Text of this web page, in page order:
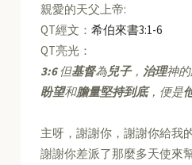
親愛的天父上帝:
QT經文：希伯來書3:1-6
QT亮光：
3:6但基督為兒子， 治理神的
盼望和膽量堅持到底，便是
主呀，謝謝你，謝謝你給我
謝謝你差派了那麼多天使來